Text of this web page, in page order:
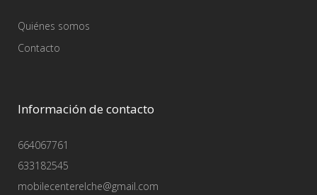
Quiénes somos
Contacto
Información de contacto
664067761
633182545
mobilecenterelche@gmail.com